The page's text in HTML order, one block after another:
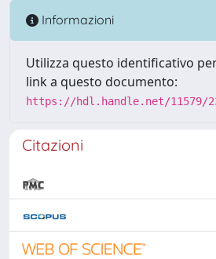
Informazioni
Utilizza questo identificativo
link a questo documento:
https://hdl.handle.net/11579/
Citazioni